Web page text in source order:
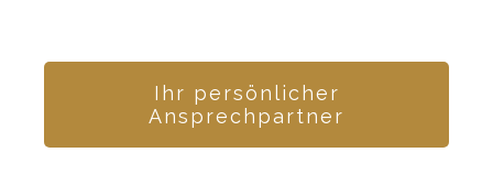
Ihr persönlicher
Ansprechpartner